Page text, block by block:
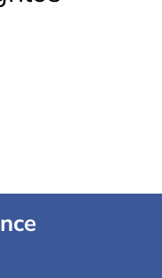
état indépendant à